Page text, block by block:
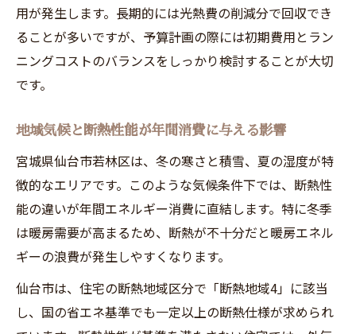
断熱性能と設備選びのバランスが重要
家全体の断熱性能を高める具体的な対策
断熱性能の良い家に住むメリットとは
断熱性能向上で活用できる住宅補助金情報
断熱性能重視の補助金活用術を解説
新築・改修向け補助金と断熱性能の組み合
わせ
断熱性能の違いで補助金対象が変わる理由
省エネ住宅の未来を若林区で掴むためのヒント
断熱性能が切り開く若林区の省エネ住宅
用が発生します。長期的には光熱費の削減分で回収でき
ることが多いですが、予算計画の際には初期費用とラン
ニングコストのバランスをしっかり検討することが大切
です。
地域気候と断熱性能が年間消費に与える影響
宮城県仙台市若林区は、冬の寒さと積雪、夏の湿度が特
徴的なエリアです。このような気候条件下では、断熱性
能の違いが年間エネルギー消費に直結します。特に冬季
は暖房需要が高まるため、断熱が不十分だと暖房エネル
ギーの浪費が発生しやすくなります。
仙台市は、住宅の断熱地域区分で「断熱地域4」に該当
し、国の省エネ基準でも一定以上の断熱仕様が求められ